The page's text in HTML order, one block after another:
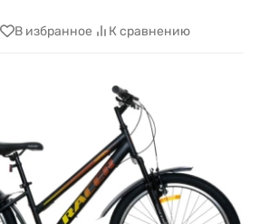
В избранное К сравнению